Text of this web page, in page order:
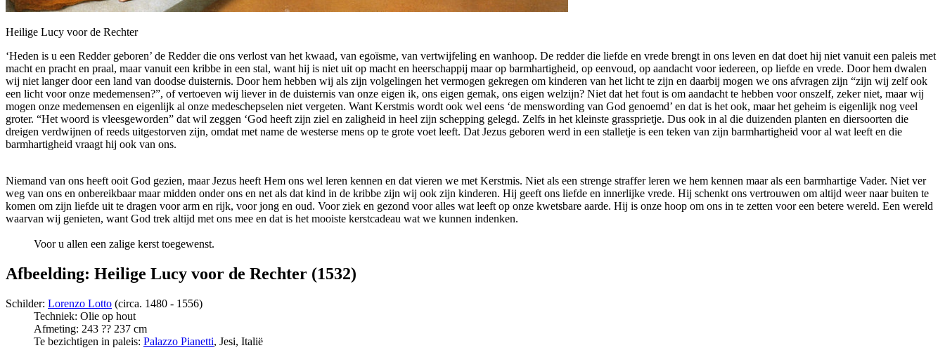
Heilige Lucy voor de Rechter
‘Heden is u een Redder geboren’ de Redder die ons verlost van het kwaad, van egoïsme, van vertwijfeling en wanhoop. De redder die liefde en vrede brengt in ons leven en dat doet hij niet vanuit een paleis met
macht en pracht en praal, maar vanuit een kribbe in een stal, want hij is niet uit op macht en heerschappij maar op barmhartigheid, op eenvoud, op aandacht voor iedereen, op liefde en vrede. Door hem dwalen
wij niet langer door een land van doodse duisternis. Door hem hebben wij als zijn volgelingen het vermogen gekregen om kinderen van het licht te zijn en daarbij mogen we ons afvragen zijn “zijn wij zelf ook
een licht voor onze medemensen?”, of vertoeven wij liever in de duisternis van onze eigen ik, ons eigen gemak, ons eigen welzijn? Niet dat het fout is om aandacht te hebben voor onszelf, zeker niet, maar wij
mogen onze medemensen en eigenlijk al onze medeschepselen niet vergeten. Want Kerstmis wordt ook wel eens ‘de menswording van God genoemd’ en dat is het ook, maar het geheim is eigenlijk nog veel
groter. “Het woord is vleesgeworden” dat wil zeggen ‘God heeft zijn ziel en zaligheid in heel zijn schepping gelegd. Zelfs in het kleinste grassprietje. Dus ook in al die duizenden planten en diersoorten die
dreigen verdwijnen of reeds uitgestorven zijn, omdat met name de westerse mens op te grote voet leeft. Dat Jezus geboren werd in een stalletje is een teken van zijn barmhartigheid voor al wat leeft en die
barmhartigheid vraagt hij ook van ons.
Niemand van ons heeft ooit God gezien, maar Jezus heeft Hem ons wel leren kennen en dat vieren we met Kerstmis. Niet als een strenge straffer leren we hem kennen maar als een barmhartige Vader. Niet ver
weg van ons en onbereikbaar maar midden onder ons en net als dat kind in de kribbe zijn wij ook zijn kinderen. Hij geeft ons liefde en innerlijke vrede. Hij schenkt ons vertrouwen om altijd weer naar buiten te
komen om zijn liefde uit te dragen voor arm en rijk, voor jong en oud. Voor ziek en gezond voor alles wat leeft op onze kwetsbare aarde. Hij is onze hoop om ons in te zetten voor een betere wereld. Een wereld
waarvan wij genieten, want God trek altijd met ons mee en dat is het mooiste kerstcadeau wat we kunnen indenken.
Voor u allen een zalige kerst toegewenst.
Afbeelding: Heilige Lucy voor de Rechter (1532)
Schilder: Lorenzo Lotto (circa. 1480 - 1556)
Techniek: Olie op hout
Afmeting: 243 ?? 237 cm
Te bezichtigen in paleis: Palazzo Pianetti, Jesi, Italië